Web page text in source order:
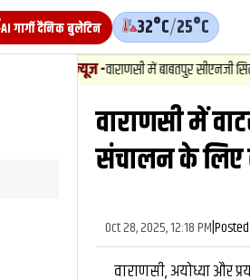
AI गार्गी दैनिक बुलेटिन 32°C/25°C
वाराणसी में बाबतपुर सीएनजी सिलेंडर से गैस
वाराणसी में
संचालन के ल‍िए
Oct 28, 2025, 12:18 PM|
वाराणसी, अयोध्या और
वीडियो